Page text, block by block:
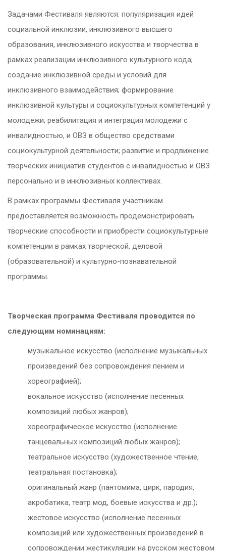
Задачами Фестиваля являются: популяризация идей
социальной инклюзии, инклюзивного высшего
образования, инклюзивного искусства и творчества в
рамках реализации инклюзивного культурного кода;
создание инклюзивной среды и условий для
инклюзивного взаимодействия; формирование
инклюзивной культуры и социокультурных компетенций у
молодежи; реабилитация и интеграция молодежи с
инвалидностью, и ОВЗ в общество средствами
социокультурной деятельности; развитие и продвижение
творческих инициатив студентов с инвалидностью и ОВЗ
персонально и в инклюзивных коллективах.
В рамках программы Фестиваля участникам
предоставляется возможность продемонстрировать
творческие способности и приобрести социокультурные
компетенции в рамках творческой, деловой
(образовательной) и культурно-познавательной
программы.
Творческая программа Фестиваля проводится по
следующим номинациям:
музыкальное искусство (исполнение музыкальных
произведений без сопровождения пением и
хореографией);
вокальное искусство (исполнение песенных
композиций любых жанров);
хореографическое искусство (исполнение
танцевальных композиций любых жанров);
театральное искусство (художественное чтение,
театральная постановка);
оригинальный жанр (пантомима, цирк, пародия,
акробатика, театр мод, боевые искусства и др.);
жестовое искусство (исполнение песенных
композиций или художественных произведений в
сопровождении жестикуляции на русском жестовом